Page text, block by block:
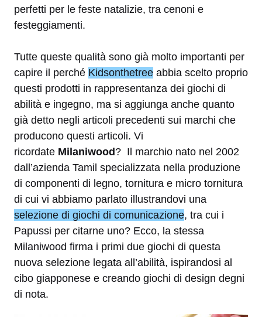
perfetti per le feste natalizie, tra cenoni e
festeggiamenti.
Tutte queste qualità sono già molto importanti per
capire il perché Kidsonthetree abbia scelto proprio
questi prodotti in rappresentanza dei giochi di
abilità e ingegno, ma si aggiunga anche quanto
già detto negli articoli precedenti sui marchi che
producono questi articoli. Vi
ricordate Milaniwood? Il marchio nato nel 2002
dall’azienda Tamil specializzata nella produzione
di componenti di legno, tornitura e micro tornitura
di cui vi abbiamo parlato illustrandovi una
selezione di giochi di comunicazione, tra cui i
Papussi per citarne uno? Ecco, la stessa
Milaniwood firma i primi due giochi di questa
nuova selezione legata all’abilità, ispirandosi al
cibo giapponese e creando giochi di design degni
di nota.